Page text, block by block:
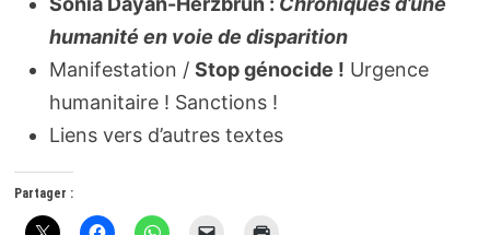
humanité en voie de disparition
Manifestation / Stop génocide ! Urgence
humanitaire ! Sanctions !
Liens vers d’autres textes
Partager :